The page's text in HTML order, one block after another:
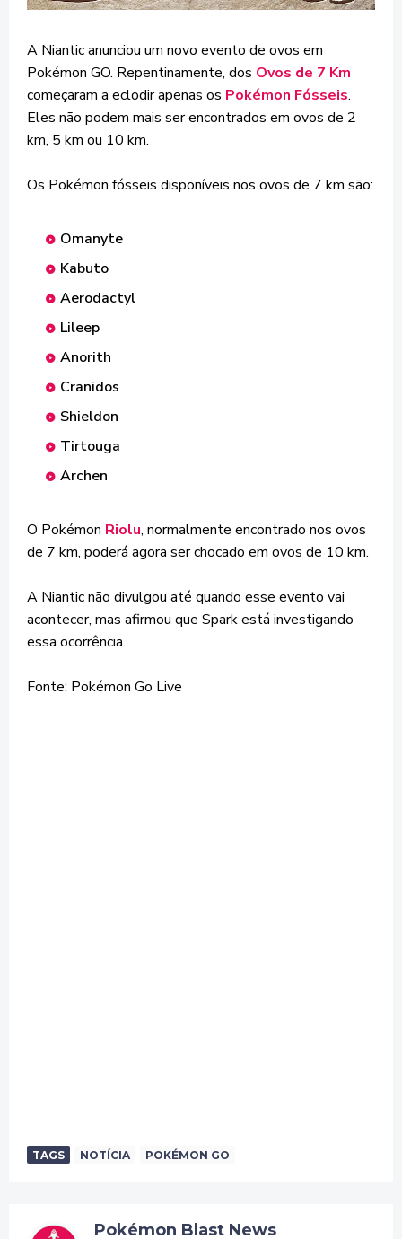
A Niantic anunciou um novo evento de ovos em
Pokémon GO. Repentinamente, dos Ovos de 7 Km
começaram a eclodir apenas os Pokémon Fósseis.
Eles não podem mais ser encontrados em ovos de 2
km, 5 km ou 10 km.
Os Pokémon fósseis disponíveis nos ovos de 7 km são:
Omanyte
Kabuto
Aerodactyl
Lileep
Anorith
Cranidos
Shieldon
Tirtouga
Archen
O Pokémon Riolu, normalmente encontrado nos ovos
de 7 km, poderá agora ser chocado em ovos de 10 km.
A Niantic não divulgou até quando esse evento vai
acontecer, mas afirmou que Spark está investigando
essa ocorrência.
Fonte: Pokémon Go Live
TAGS NOTÍCIA POKÉMON GO
Pokémon Blast News